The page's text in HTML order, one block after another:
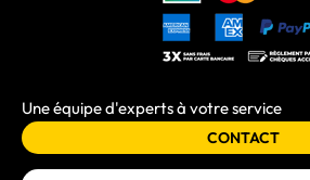
Une équipe d'experts à votre service
CONTACT